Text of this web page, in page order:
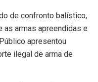
de confronto balístico,
as armas apreendidas e
apresentou
ilegal de arma de